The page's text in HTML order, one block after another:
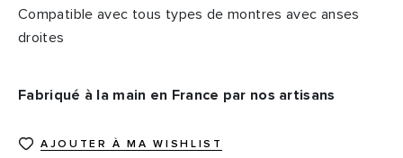
Compatible avec tous types de montres avec anses
droites
Fabriqué à la main en France par nos artisans
AJOUTER À MA WISHLIST